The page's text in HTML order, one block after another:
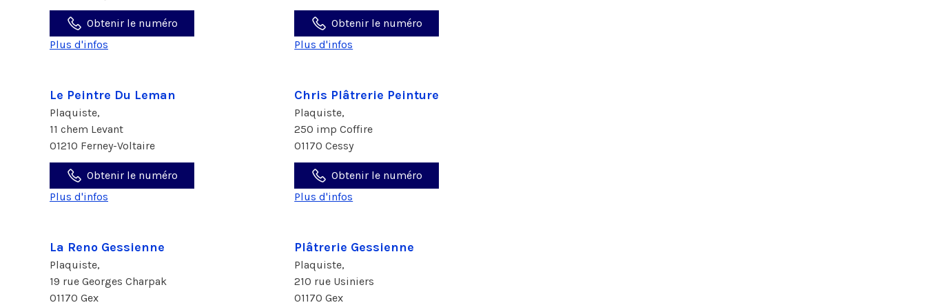
Obtenir le numéro
Plus d'infos
Obtenir le numéro
Plus d'infos
Le Peintre Du Leman
Plaquiste,
11 chem Levant
01210 Ferney-Voltaire
Obtenir le numéro
Plus d'infos
Chris Plâtrerie Peinture
Plaquiste,
250 imp Coffire
01170 Cessy
Obtenir le numéro
Plus d'infos
La Reno Gessienne
Plaquiste,
19 rue Georges Charpak
01170 Gex
Plâtrerie Gessienne
Plaquiste,
210 rue Usiniers
01170 Gex